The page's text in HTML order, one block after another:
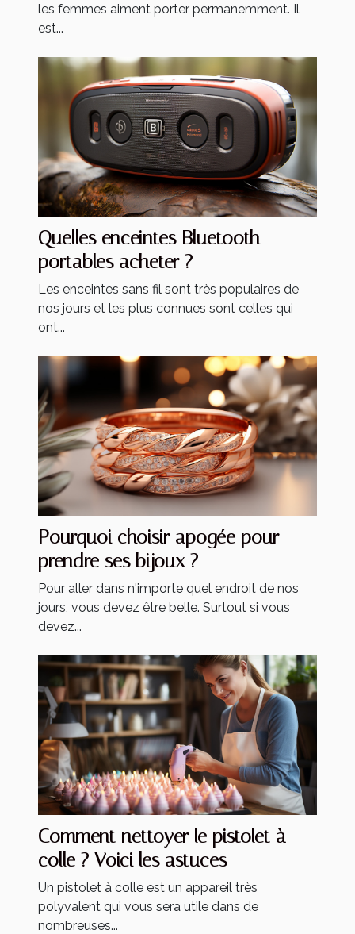
les femmes aiment porter permanemment. Il
est...
Quelles enceintes Bluetooth
portables acheter ?
Les enceintes sans fil sont très populaires de
nos jours et les plus connues sont celles qui
ont...
Pourquoi choisir apogée pour
prendre ses bijoux ?
Pour aller dans n'importe quel endroit de nos
jours, vous devez être belle. Surtout si vous
devez...
Comment nettoyer le pistolet à
colle ? Voici les astuces
Un pistolet à colle est un appareil très
polyvalent qui vous sera utile dans de
nombreuses...